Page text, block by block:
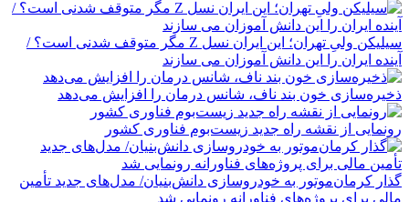
سیلیکن ولیِ تهران؛ این ایران نسل Z مگر متوقف شدنی است؟ /
آینده ایران را این دانش آموزان می سازند
ذخیره‌سازی خون بند ناف، شانس درمان را افزایش می‌دهد
رونمایی از نقشه راه جدید زیست‌بوم فناوری کشور
گذار کرمان‌موتور به خودروسازی دانش‌بنیان/ مدل‌های جدید تأمین
مالی برای پروژه‌های فناورانه رونمایی شد